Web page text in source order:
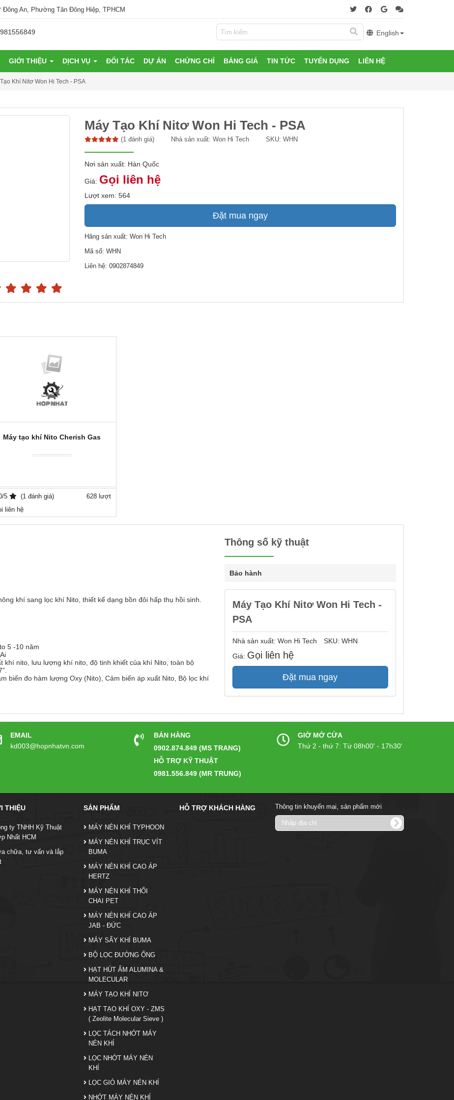
An, Phường Tân Đông Hiệp, TPHCM
English
GIỚI THIỆU DỊCH VỤ ĐỐI TÁC DỰ ÁN CHỨNG CHỈ BẢNG GIÁ TIN TỨC TUYỂN DỤNG LIÊN HỆ
Khí Nitơ Won Hi Tech - PSA
Máy Tạo Khí Nitơ Won Hi Tech - PSA
(1 đánh giá) Nhà sản xuất:Won Hi Tech SKU:WHN
Nơi sản xuất: Hàn Quốc
Giá: Gọi liên hệ
Lượt xem: 564
Đặt mua ngay
Hãng sản xuất: Won Hi Tech
Mã số: WHN
Liên hệ: 0902874849
Máy tạo khí Nito Cherish Gas
5 (1 đánh giá)
628 lượt
liên hệ
Thông số kỹ thuật
Bảo hành
Máy Tạo Khí Nitơ Won Hi Tech -
PSA
Nhà sản xuất: Won Hi Tech SKU: WHN
Giá: Gọi liên hệ
Đặt mua ngay
khí sang lọc khí Nito, thiết kế dạng bồn đôi hấp thụ hồi sinh.
5 -10 năm
khí nito, lưu lượng khí nito, độ tinh khiết của khí Nito, toàn bộ
biến đo hàm lượng Oxy (Nito), Cảm biến áp xuất Nito, Bộ lọc khí
EMAIL
kd003@hopnhatvn.com
BÁN HÀNG
0902.874.849 (MS TRANG)
HỖ TRỢ KỸ THUẬT
0981.556.849 (MR TRUNG)
GIỜ MỞ CỬA
Thứ 2 - thứ 7: Từ 08h00' - 17h30'
THIỆU
ty TNHH Kỹ Thuật
Nhất HCM
chữa, tư vấn và lắp
SẢN PHẨM
MÁY NÉN KHÍ TYPHOON
MÁY NÉN KHÍ TRỤC VÍT
BUMA
MÁY NÉN KHÍ CAO ÁP
HERTZ
MÁY NÉN KHÍ THỔI
CHAI PET
MÁY NÉN KHÍ CAO ÁP
JAB - ĐỨC
MÁY SẤY KHÍ BUMA
BỘ LỌC ĐƯỜNG ỐNG
HẠT HÚT ẨM ALUMINA &
MOLECULAR
MÁY TẠO KHÍ NITƠ
HẠT TẠO KHÍ OXY - ZMS
( Zeolite Molecular Sieve )
LỌC TÁCH NHỚT MÁY
NÉN KHÍ
LỌC NHỚT MÁY NÉN
KHÍ
LỌC GIÓ MÁY NÉN KHÍ
NHỚT MÁY NÉN KHÍ
HỖ TRỢ KHÁCH HÀNG Thông tin khuyến mại, sản phẩm mới